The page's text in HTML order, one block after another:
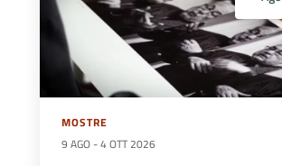
MOSTRE
9 AGO -4 OTT 2026